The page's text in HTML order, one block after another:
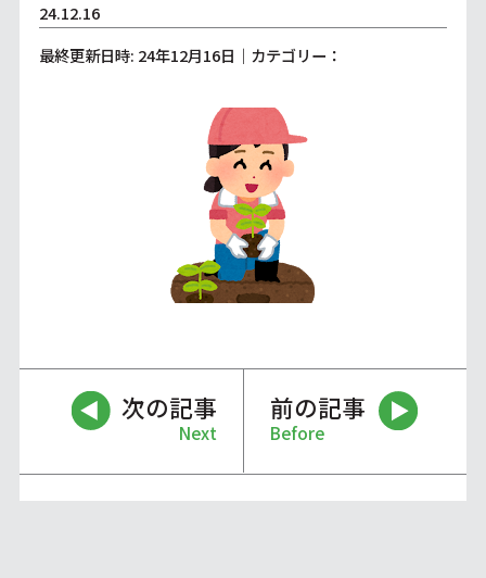
24.12.16
最終更新日時: 24年12月16日｜カテゴリー：
次の記事
Next
前の記事
Before